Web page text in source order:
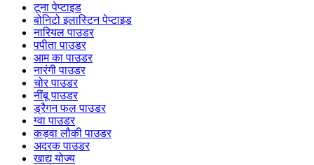
टूना पेप्टाइड
बोनिटो इलास्टिन पेप्टाइड
नारियल पाउडर
पपीता पाउडर
आम का पाउडर
नारंगी पाउडर
चोर पाउडर
नींबू पाउडर
ड्रैगन फल पाउडर
ग्वा पाउडर
कड़वा लौकी पाउडर
अदरक पाउडर
खाद्य योज्य